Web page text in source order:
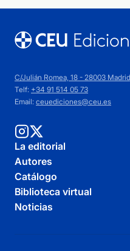
C/Julián Romea, 18 - 28003
Telf: +34 91 514 05 73
Email: ceuediciones@ceu.es
La editorial
Autores
Catálogo
Biblioteca virtual
Noticias